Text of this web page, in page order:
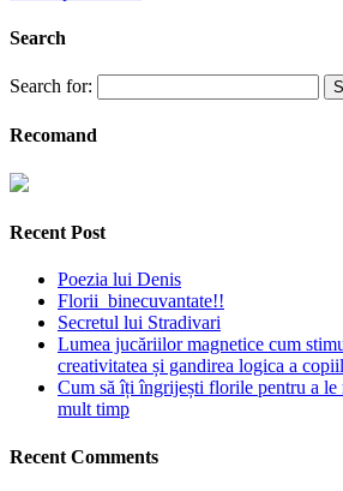
Search
Search for:
Recomand
Recent Post
Poezia lui Denis
Florii binecuvantate!!
Secretul lui Stradivari
Lumea jucăriilor magnetice cum
creativitatea și gandirea logica a
Cum să îți îngrijești florile pentru a le
mult timp
Recent Comments